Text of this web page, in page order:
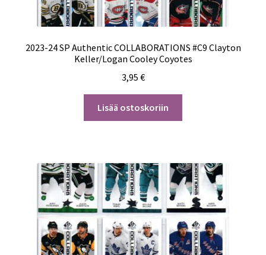
2023-24 SP Authentic COLLABORATIONS #C9 Clayton
Keller/Logan Cooley Coyotes
3,95 €
Lisää ostoskoriin